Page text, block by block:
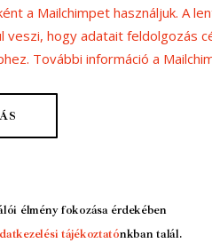
a Mailchimpet használjuk. A
veszi, hogy adatait feldolgozás
További információ a
élmény fokozása érdekében
tájékoztatónkban talál.